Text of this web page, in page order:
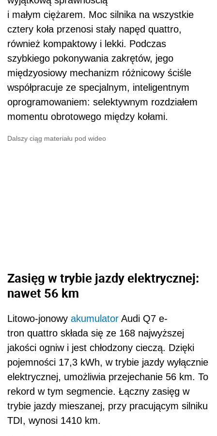
i małym ciężarem. Moc silnika na wszystkie
cztery koła przenosi stały napęd quattro,
również kompaktowy i lekki. Podczas
szybkiego pokonywania zakrętów, jego
międzyosiowy mechanizm różnicowy ściśle
współpracuje ze specjalnym, inteligentnym
oprogramowaniem: selektywnym rozdziałem
momentu obrotowego między kołami.
Dalszy ciąg materiału pod wideo
Zasięg w trybie jazdy elektrycznej:
nawet 56 km
Litowo-jonowy akumulator Audi Q7 e-
tron quattro składa się ze 168 najwyższej
jakości ogniw i jest chłodzony cieczą. Dzięki
pojemności 17,3 kWh, w trybie jazdy wyłącznie
elektrycznej, umożliwia przejechanie 56 km. To
rekord w tym segmencie. Łączny zasięg w
trybie jazdy mieszanej, przy pracującym silniku
TDI, wynosi 1410 km.